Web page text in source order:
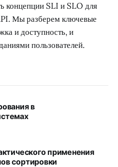
концепции SLI и SLO для
Мы разберем ключевые
и доступность, и
пользователей.
в
применения
сортировки